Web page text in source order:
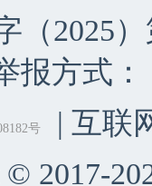
（2025
报方式：
号
| 互联
© 2017-